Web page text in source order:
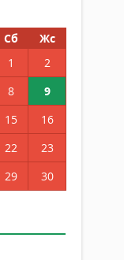
Сб
Жс
1
2
8
9
15
16
22
23
29
30